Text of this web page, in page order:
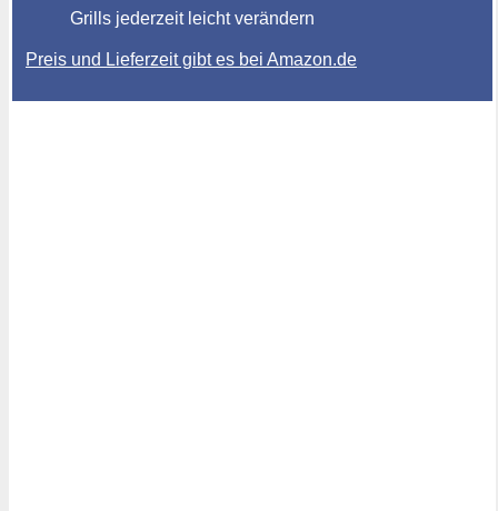
Grills jederzeit leicht verändern
Preis und Lieferzeit gibt es bei Amazon.de